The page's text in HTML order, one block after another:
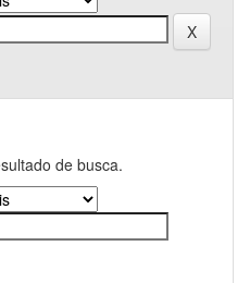
de busca.